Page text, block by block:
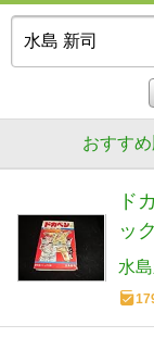
おすす
ド
ッ
水